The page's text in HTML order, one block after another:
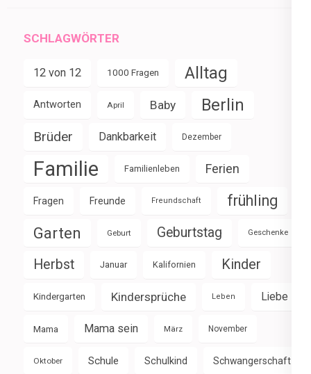
SCHLAGWÖRTER
12 von 12 1000 Fragen Alltag
Antworten April Baby Berlin
Brüder Dankbarkeit Dezember
Familie Familienleben Ferien
Fragen Freunde Freundschaft frühling
Garten Geburt Geburtstag Geschenke
Herbst Januar Kalifornien Kinder
Kindergarten Kindersprüche Leben Liebe
Mama Mama sein März November
Oktober Schule Schulkind Schwangerschaft